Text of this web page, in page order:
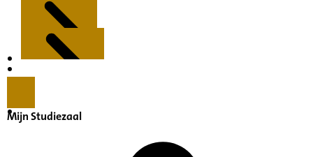
Inventaris
Mijn Studiezaal